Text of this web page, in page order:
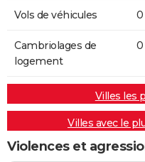
Vols de véhicules 0
Cambriolages de
logement
0
Villes les
Villes avec le
Violences et